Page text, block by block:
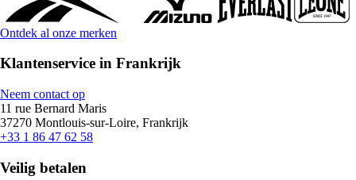
Ontdek al onze merken
Klantenservice in Frankrijk
Neem contact op
11 rue Bernard Maris
37270 Montlouis-sur-Loire, Frankrijk
+33 1 86 47 62 58
Veilig betalen